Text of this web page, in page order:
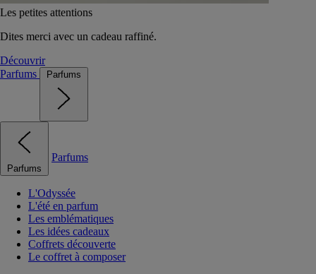
Les petites attentions
Dites merci avec un cadeau raffiné.
Découvrir
Parfums
Parfums
Parfums
Parfums
L'Odyssée
L'été en parfum
Les emblématiques
Les idées cadeaux
Coffrets découverte
Le coffret à composer